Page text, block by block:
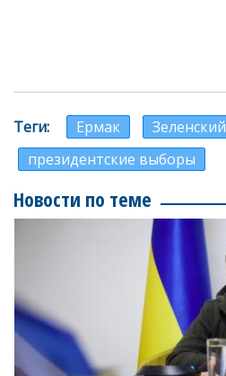
Теги Ермак
Зеленский
президентские выборы
Новости по теме